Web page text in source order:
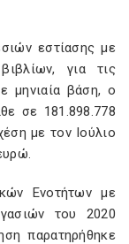
εστίασης με
για τις
μηνιαία βάση, ο
σε 181.898.778
με τον Ιούλιο
Ενοτήτων με
του 2020
παρατηρήθηκε